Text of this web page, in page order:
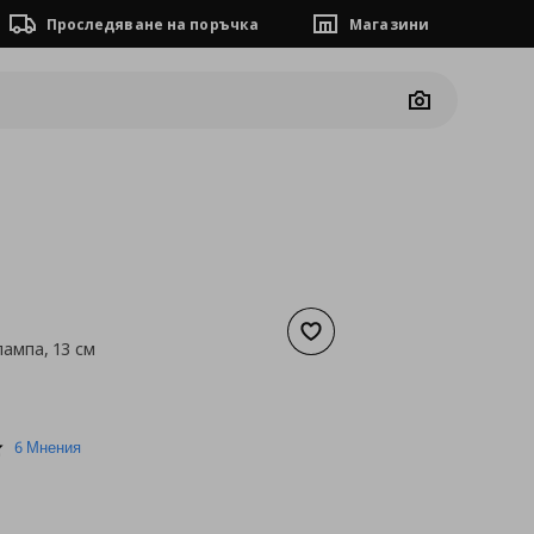
Проследяване на поръчка Магазини
Camera
Добави към списъка с
13 см
5.06 Мнения